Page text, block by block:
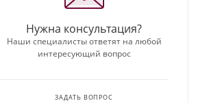
Нужна консультация?
Наши специалисты ответят на любой
интересующий вопрос
ЗАДАТЬ ВОПРОС